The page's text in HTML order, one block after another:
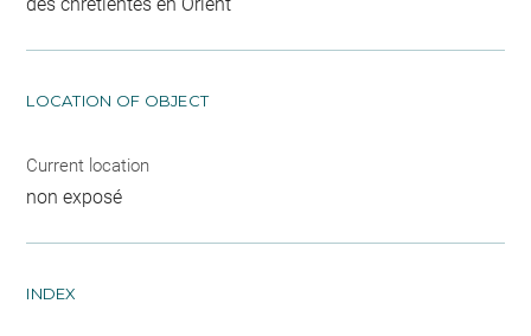
LOCATION OF OBJECT
Current location
non exposé
INDEX